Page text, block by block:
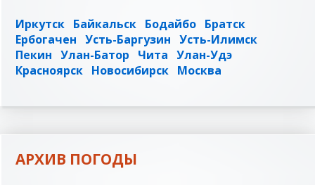
Иркутск Байкальск Бодайбо Братск
Ербогачен Усть-Баргузин Усть-Илимск
Пекин Улан-Батор Чита Улан-Удэ
Красноярск Новосибирск Москва
АРХИВ ПОГОДЫ